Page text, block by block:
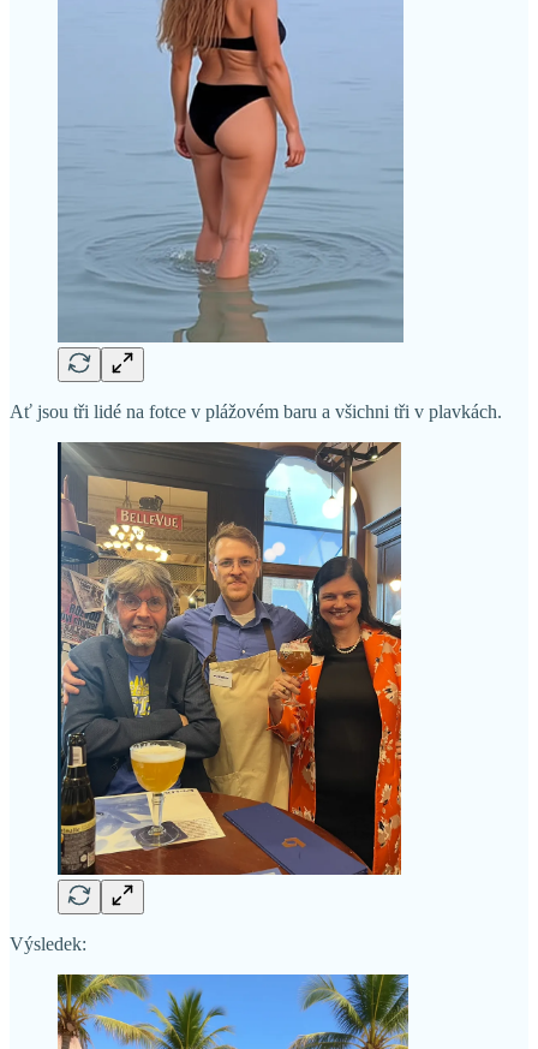
Ať jsou tři lidé na fotce v plážovém baru a všichni tři v plavkách.
Výsledek: